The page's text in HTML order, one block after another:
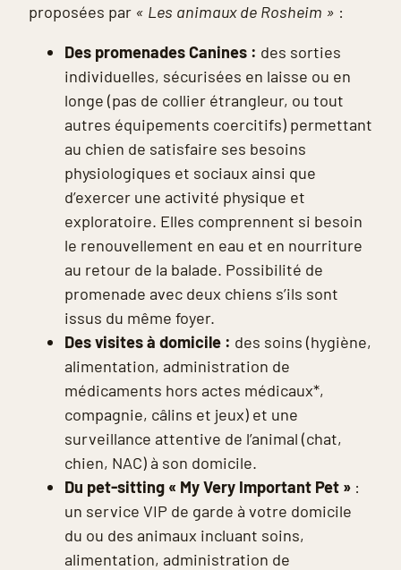
proposées par « Les animaux de Rosheim » :
Des promenades Canines : des sorties
individuelles, sécurisées en laisse ou en
longe (pas de collier étrangleur, ou tout
autres équipements coercitifs) permettant
au chien de satisfaire ses besoins
physiologiques et sociaux ainsi que
d’exercer une activité physique et
exploratoire. Elles comprennent si besoin
le renouvellement en eau et en nourriture
au retour de la balade. Possibilité de
promenade avec deux chiens s’ils sont
issus du même foyer.
Des visites à domicile : des soins (hygiène,
alimentation, administration de
médicaments hors actes médicaux*,
compagnie, câlins et jeux) et une
surveillance attentive de l’animal (chat,
chien, NAC) à son domicile.
Du pet-sitting « My Very Important Pet » :
un service VIP de garde à votre domicile
du ou des animaux incluant soins,
alimentation, administration de